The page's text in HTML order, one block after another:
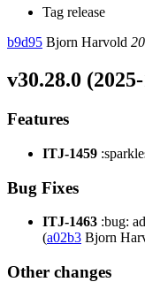
Tag release
b9d95 Bjorn Harvold
v30.28.0
Features
ITJ-1459
Bug Fixes
ITJ-1463 :bug:
(a02b3 Bjorn
Other changes